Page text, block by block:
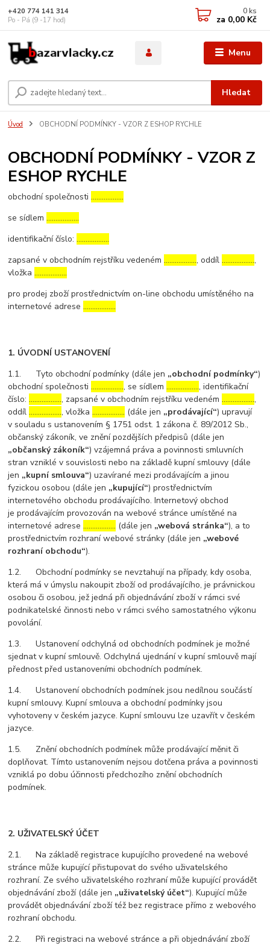
Menu
Hledat
+420 774 141 314
Po - Pá (9 -17 hod)
0 ks
za 0,00 Kč
Úvod OBCHODNÍ PODMÍNKY - VZOR Z ESHOP RYCHLE
OBCHODNÍ PODMÍNKY - VZOR Z
ESHOP RYCHLE
obchodní společnosti………………
se sídlem………………
identifikační číslo:………………
zapsané v obchodním rejstříku vedeném………………, oddíl………………,
vložka………………
pro prodej zboží prostřednictvím on-line obchodu umístěného na
internetové adrese………………
1. ÚVODNÍ USTANOVENÍ
1.1. Tyto obchodní podmínky (dále jen „obchodní podmínky“)
obchodní společnosti………………, se sídlem………………, identifikační
číslo:………………, zapsané v obchodním rejstříku vedeném………………,
oddíl………………, vložka……………… (dále jen „prodávající“) upravují
v souladu s ustanovením § 1751 odst. 1 zákona č. 89/2012 Sb.,
občanský zákoník, ve znění pozdějších předpisů (dále jen
„občanský zákoník“) vzájemná práva a povinnosti smluvních
stran vzniklé v souvislosti nebo na základě kupní smlouvy (dále
jen „kupní smlouva“) uzavírané mezi prodávajícím a jinou
fyzickou osobou (dále jen „kupující“) prostřednictvím
internetového obchodu prodávajícího. Internetový obchod
je prodávajícím provozován na webové stránce umístěné na
internetové adrese……………… (dále jen „webová stránka“), a to
prostřednictvím rozhraní webové stránky (dále jen „webové
rozhraní obchodu“).
1.2. Obchodní podmínky se nevztahují na případy, kdy osoba,
která má v úmyslu nakoupit zboží od prodávajícího, je právnickou
osobou či osobou, jež jedná při objednávání zboží v rámci své
podnikatelské činnosti nebo v rámci svého samostatného výkonu
povolání.
1.3. Ustanovení odchylná od obchodních podmínek je možné
sjednat v kupní smlouvě. Odchylná ujednání v kupní smlouvě mají
přednost před ustanoveními obchodních podmínek.
1.4. Ustanovení obchodních podmínek jsou nedílnou součástí
kupní smlouvy. Kupní smlouva a obchodní podmínky jsou
vyhotoveny v českém jazyce. Kupní smlouvu lze uzavřít v českém
jazyce.
1.5. Znění obchodních podmínek může prodávající měnit či
doplňovat. Tímto ustanovením nejsou dotčena práva a povinnosti
vzniklá po dobu účinnosti předchozího znění obchodních
podmínek.
2. UŽIVATELSKÝ ÚČET
2.1. Na základě registrace kupujícího provedené na webové
stránce může kupující přistupovat do svého uživatelského
rozhraní. Ze svého uživatelského rozhraní může kupující provádět
objednávání zboží (dále jen „uživatelský účet“). Kupující může
provádět objednávání zboží též bez registrace přímo z webového
rozhraní obchodu.
2.2. Při registraci na webové stránce a při objednávání zboží